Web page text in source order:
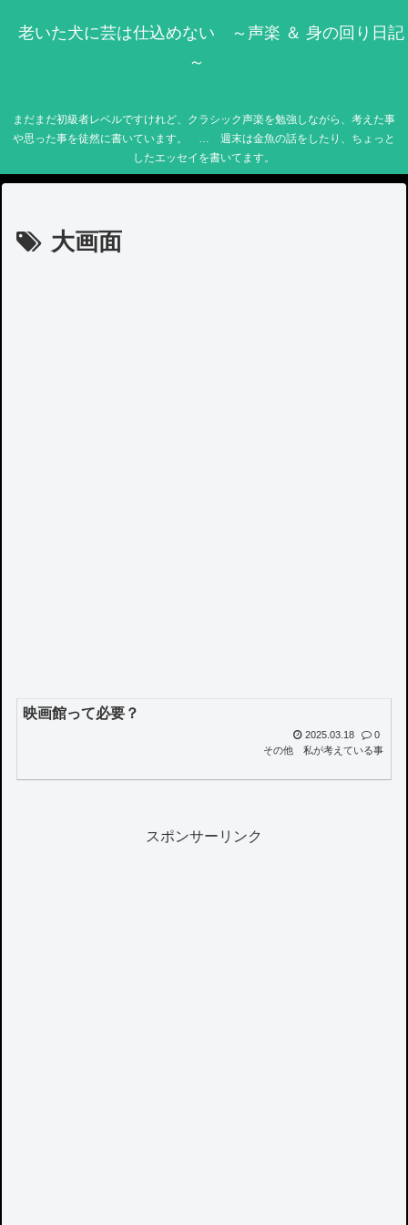
老いた犬に芸は仕込めない ～声楽 ＆ 身の回り日記
～
まだまだ初級者レベルですけれど、クラシック声楽を勉強しながら、考えた事
や思った事を徒然に書いています。 … 週末は金魚の話をしたり、ちょっと
したエッセイを書いてます。
大画面
映画館って必要？
2025.03.18
0
その他
私が考えている事
スポンサーリンク